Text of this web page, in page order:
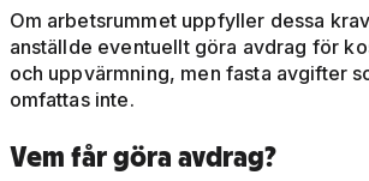
Om arbetsrummet uppfyller dessa
anställde eventuellt göra avdrag för
och uppvärmning, men fasta avgifter
omfattas inte.
Vem får göra avdrag?